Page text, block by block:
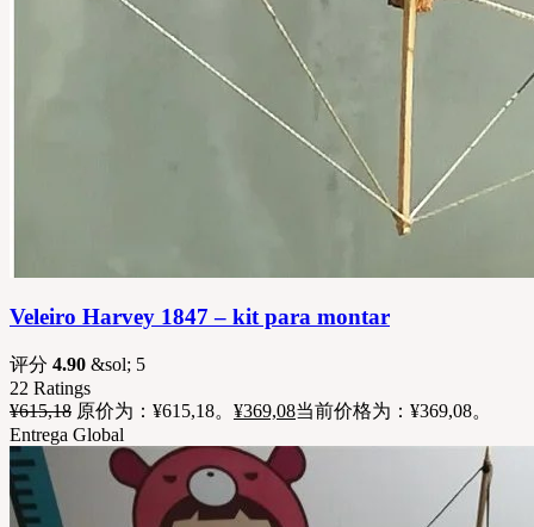
Veleiro Harvey 1847 – kit para montar
评分 4.90 &sol; 5
22 Ratings
¥615,18 原价为：¥615,18。 ¥369,08当前价格为：¥369,08。
Entrega Global